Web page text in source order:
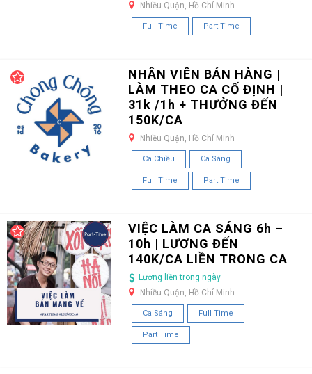
Nhiều Quận, Hồ Chí Minh
Full Time Part Time
NHÂN VIÊN BÁN HÀNG |
LÀM THEO CA CỐ ĐỊNH |
31k /1h + THƯỞNG ĐẾN
150K/CA
Nhiều Quận, Hồ Chí Minh
Ca Chiều Ca Sáng
Full Time Part Time
VIỆC LÀM CA SÁNG 6h –
10h | LƯƠNG ĐẾN
140K/CA LIỀN TRONG CA
Lương liền trong ngày
Nhiều Quận, Hồ Chí Minh
Ca Sáng Full Time
Part Time